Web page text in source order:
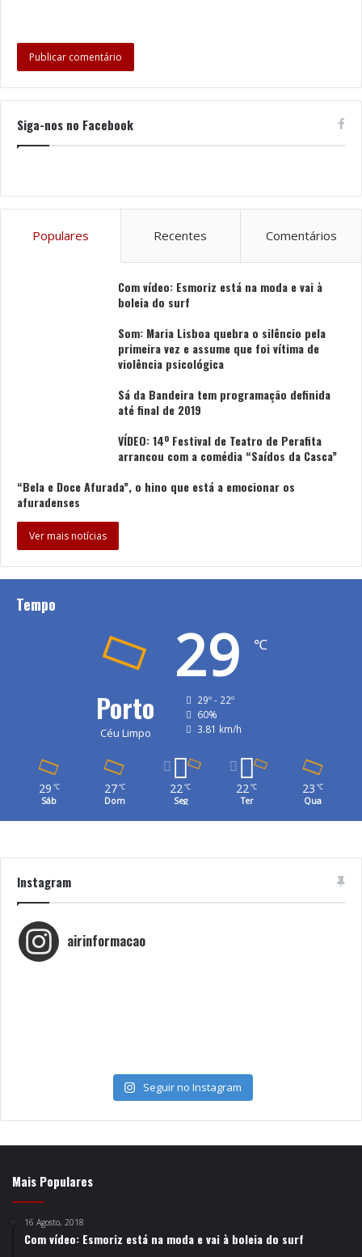
“Permanecemos dedicados a proporcionar um
aumentar. Braga tem crescido nos últimos anos e é
disponibilização de boas condições para esse efeito”,
Habitação João Rodrigues
Pordata
Vereador do Urbanismo
Siga-nos no Facebook
Populares Recentes Comentários
Com vídeo: Esmoriz está na moda e vai à
boleia do surf
Som: Maria Lisboa quebra o silêncio pela
primeira vez e assume que foi vítima de
violência psicológica
Sá da Bandeira tem programação definida
até final de 2019
VÍDEO: 14º Festival de Teatro de Perafita
arrancou com a comédia “Saídos da Casca”
“Bela e Doce Afurada”, o hino que está a emocionar os
afuradenses
Ver mais notícias
Tempo
Porto
Céu Limpo
29 ℃
29º - 22º
60%
3.81 km/h
29 ℃
Sáb
27 ℃
Dom
22℃
Seg
22℃
Ter
23 ℃
Qua
Instagram
airinformacao
Seguir no Instagram
Mais Populares
16 Agosto, 2018
Com vídeo: Esmoriz está na moda e vai à boleia do surf